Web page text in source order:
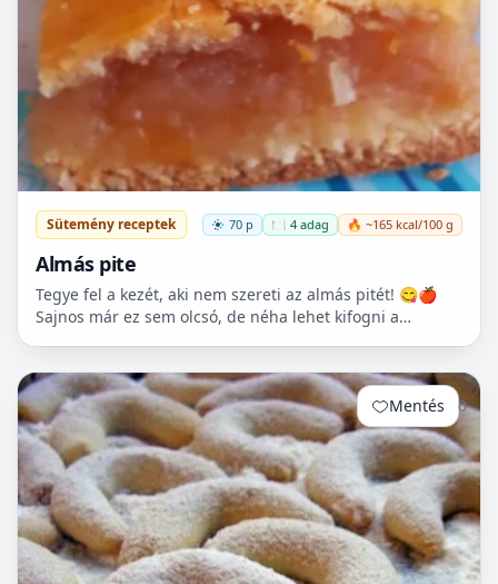
Sütemény receptek 70 p 🍽️ 4 adag 🔥 ~165 kcal/100 g
Almás pite
Tegye fel a kezét, aki nem szereti az almás pitét! 😋🍎
Sajnos már ez sem olcsó, de néha lehet kifogni a
Mentés 0